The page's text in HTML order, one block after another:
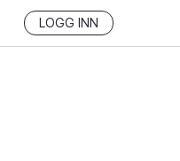
LOGG INN